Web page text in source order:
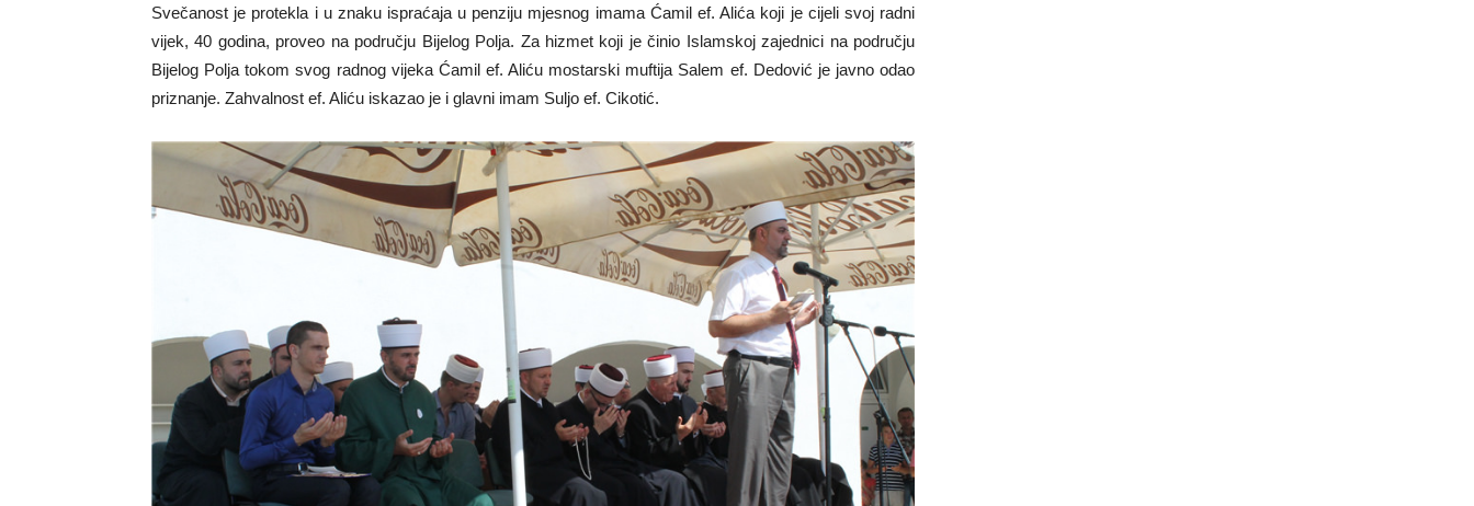
Svečanost je protekla i u znaku ispraćaja u penziju mjesnog imama Ćamil ef. Alića koji je cijeli svoj radni
vijek, 40 godina, proveo na području Bijelog Polja. Za hizmet koji je činio Islamskoj zajednici na području
Bijelog Polja tokom svog radnog vijeka Ćamil ef. Aliću mostarski muftija Salem ef. Dedović je javno odao
priznanje. Zahvalnost ef. Aliću iskazao je i glavni imam Suljo ef. Cikotić.